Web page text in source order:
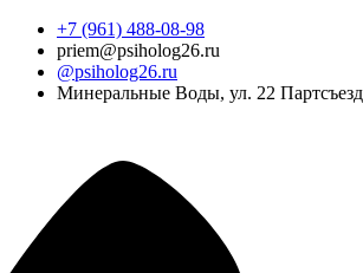
+7 (961) 488-08-98
priem@psiholog26.ru
@psiholog26.ru
Минеральные Воды, ул. 22